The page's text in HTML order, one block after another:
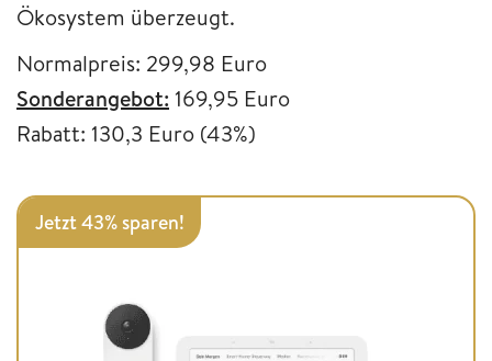
Ökosystem überzeugt.
Normalpreis: 299,98 Euro
Sonderangebot: 169,95 Euro
Rabatt: 130,3 Euro (43%)
Jetzt 43% sparen!